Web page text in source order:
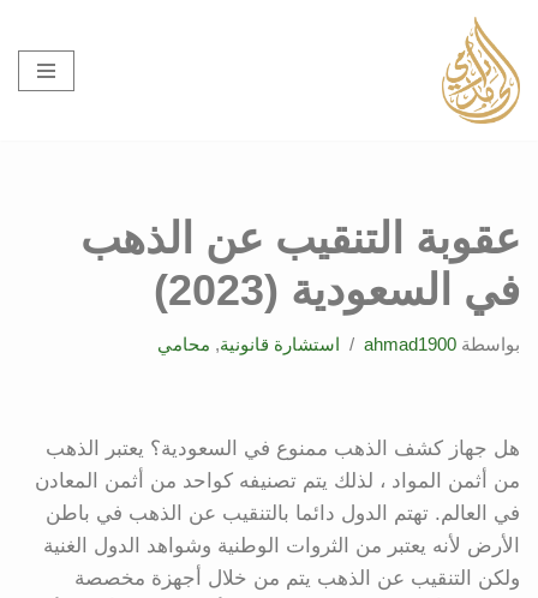
تخطى
إلى
المحتوى
عقوبة التنقيب عن الذهب
في السعودية (2023)
بواسطة ahmad1900 استشارة قانونية, محامي
هل جهاز كشف الذهب ممنوع في السعودية؟ يعتبر الذهب
من أثمن المواد ، لذلك يتم تصنيفه كواحد من أثمن المعادن
في العالم. تهتم الدول دائما بالتنقيب عن الذهب في باطن
الأرض لأنه يعتبر من الثروات الوطنية وشواهد الدول الغنية
ولكن التنقيب عن الذهب يتم من خلال أجهزة مخصصة